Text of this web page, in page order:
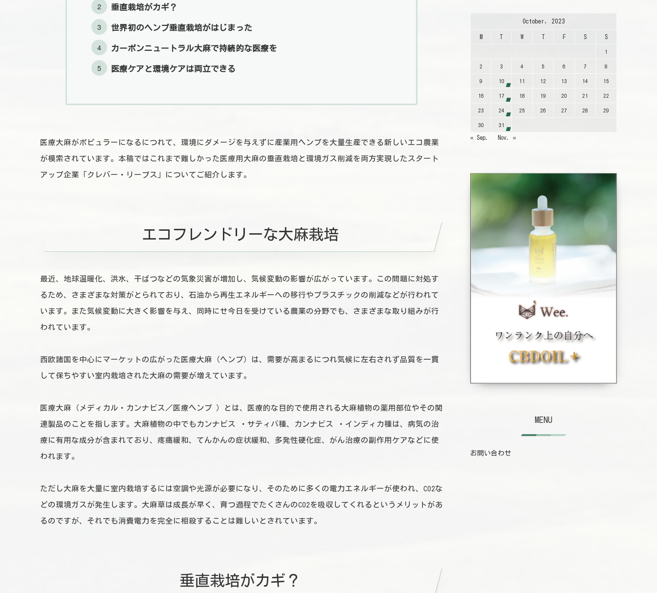
垂直栽培がカギ？
世界初のヘンプ垂直栽培がはじまった
カーボンニュートラル大麻で持続的な医療を
医療ケアと環境ケアは両立できる
医療大麻がポピュラーになるにつれて、環境にダメージを与えずに産業用ヘンプを大量生産できる新しいエコ農業
が模索されています。本稿ではこれまで難しかった医療用大麻の垂直栽培と環境ガス削減を両方実現したスタート
アップ企業「クレバー・リーブス」についてご紹介します。
エコフレンドリーな大麻栽培
最近、地球温暖化、洪水、干ばつなどの気象災害が増加し、気候変動の影響が広がっています。この問題に対処す
るため、さまざまな対策がとられており、石油から再生エネルギーへの移行やプラスチックの削減などが行われて
います。また気候変動に大きく影響を与え、同時にせ今日を受けている農業の分野でも、さまざまな取り組みが行
われています。
西欧諸国を中心にマーケットの広がった医療大麻（ヘンプ）は、需要が高まるにつれ気候に左右されず品質を一貫
して保ちやすい室内栽培された大麻の需要が増えています。
医療大麻（メディカル・カンナビス／医療ヘンプ ）とは、医療的な目的で使用される大麻植物の薬用部位やその関
連製品のことを指します。大麻植物の中でもカンナビス ・サティバ種、カンナビス ・インディカ種は、病気の治
療に有用な成分が含まれており、疼痛緩和、てんかんの症状緩和、多発性硬化症、がん治療の副作用ケアなどに使
われます。
ただし大麻を大量に室内栽培するには空調や光源が必要になり、そのために多くの電力エネルギーが使われ、CO2な
どの環境ガスが発生します。大麻草は成長が早く、育つ過程でたくさんのCO2を吸収してくれるというメリットがあ
るのですが、それでも消費電力を完全に相殺することは難しいとされています。
垂直栽培がカギ？
October, 2023
M T W T F S S
1
2 3 4 5 6 7 8
9 10 11 12 13 14 15
16 17 18 19 20 21 22
23 24 25 26 27 28 29
30 31
« Sep. Nov. »
MENU
お問い合わせ